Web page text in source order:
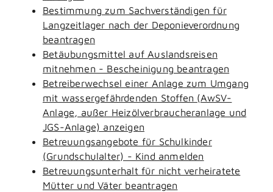
Bestimmung zum Sachverständigen für
Langzeitlager nach der Deponieverordnung
beantragen
Betäubungsmittel auf Auslandsreisen
mitnehmen - Bescheinigung beantragen
Betreiberwechsel einer Anlage zum Umgang
mit wassergefährdenden Stoffen (AwSV-
Anlage, außer Heizölverbraucheranlage und
JGS-Anlage) anzeigen
Betreuungsangebote für Schulkinder
(Grundschulalter) - Kind anmelden
Betreuungsunterhalt für nicht verheiratete
Mütter und Väter beantragen